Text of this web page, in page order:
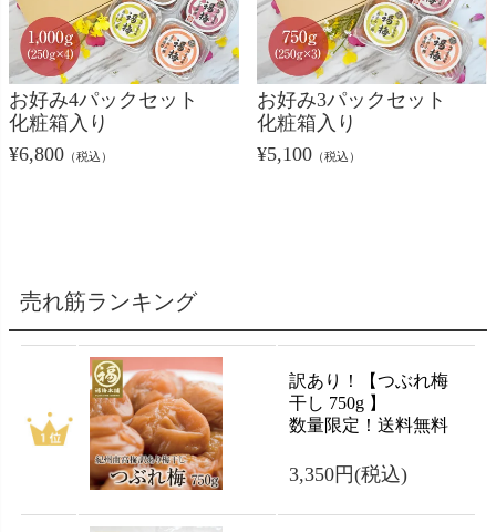
お好み4パックセット
化粧箱入り
¥6,800 （税込）
お好み3パックセット
化粧箱入り
¥5,100 （税込）
売れ筋ランキング
訳あり！【つぶれ梅
干し 750g 】
数量限定！送料無料
3,350円(税込)